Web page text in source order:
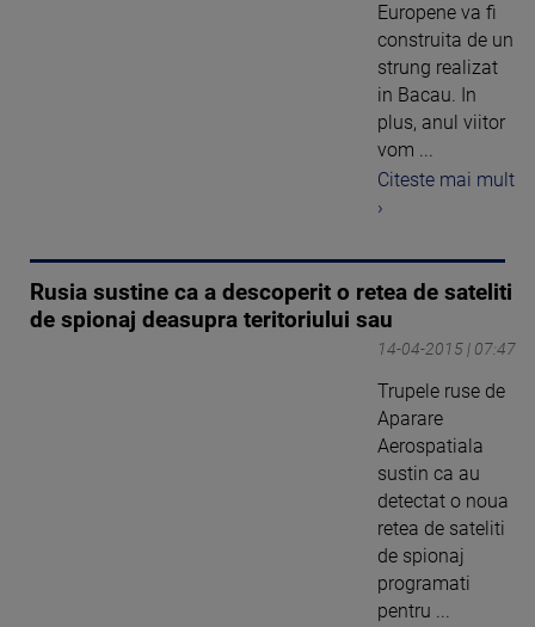
Europene va fi
construita de un
strung realizat
in Bacau. In
plus, anul viitor
vom ...
Citeste mai mult
›
Rusia sustine ca a descoperit o retea de sateliti
de spionaj deasupra teritoriului sau
14-04-2015 | 07:47
Trupele ruse de
Aparare
Aerospatiala
sustin ca au
detectat o noua
retea de sateliti
de spionaj
programati
pentru ...